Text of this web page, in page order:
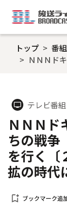
トップ
番
ＮＮＮド
tv テレビ番組
ＮＮＮ
ちの戦
を行く
拡の時代
bookmark_add ブックマーク追